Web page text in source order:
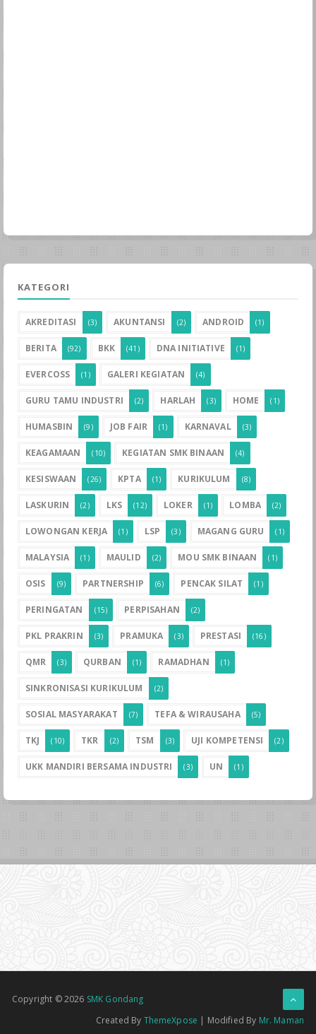
KATEGORI
AKREDITASI (3) AKUNTANSI (2) ANDROID (1)
BERITA (92) BKK (41) DNA INITIATIVE (1)
EVERCOSS (1) GALERI KEGIATAN (4)
GURU TAMU INDUSTRI (2) HARLAH (3) HOME (1)
HUMASBIN (9) JOB FAIR (1) KARNAVAL (3)
KEAGAMAAN (10) KEGIATAN SMK BINAAN (4)
KESISWAAN (26) KPTA (1) KURIKULUM (8)
LASKURIN (2) LKS (12) LOKER (1) LOMBA (2)
LOWONGAN KERJA (1) LSP (3) MAGANG GURU (1)
MALAYSIA (1) MAULID (2) MOU SMK BINAAN (1)
OSIS (9) PARTNERSHIP (6) PENCAK SILAT (1)
PERINGATAN (15) PERPISAHAN (2)
PKL PRAKRIN (3) PRAMUKA (3) PRESTASI (16)
QMR (3) QURBAN (1) RAMADHAN (1)
SINKRONISASI KURIKULUM (2)
SOSIAL MASYARAKAT (7) TEFA & WIRAUSAHA (5)
TKJ (10) TKR (2) TSM (3) UJI KOMPETENSI (2)
UKK MANDIRI BERSAMA INDUSTRI (3) UN (1)
Copyright ©2026 SMK Gondang
Created By ThemeXpose | Modified By Mr. Maman